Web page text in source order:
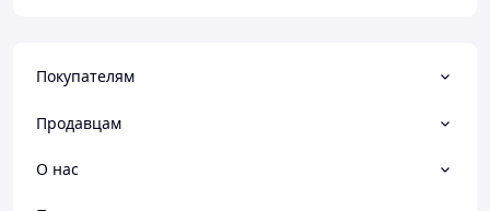
Покупателям
Продавцам
О нас